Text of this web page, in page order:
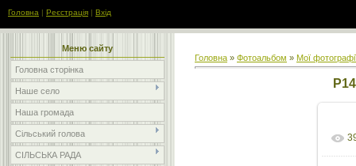
Головна | Реєстрація | Вхід
Меню сайту
Головна сторінка
Наше село
Наша громада
Сільський голова
СІЛЬСЬКА РАДА
Головна » Фотоальбом » Мої